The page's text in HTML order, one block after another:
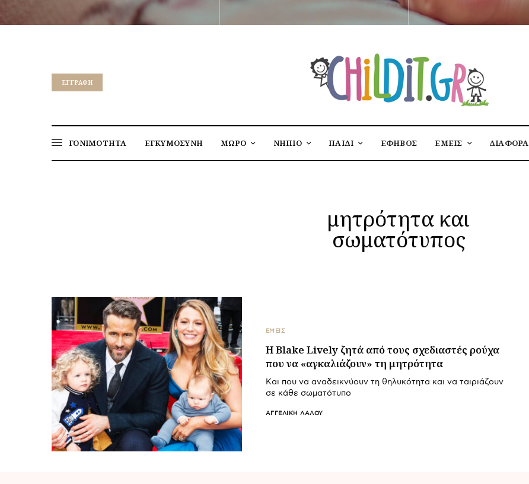
ΠΕΡΙΣΣΌΤΕΡΑ
EΓΓΡΑΦΉ
ΓΟΝΙΜΟΤΗΤΑ ΕΓΚΥΜΟΣΥΝΗ ΜΩΡΟ ΝΗΠΙΟ ΠΑΙΔΙ ΕΦΗΒΟΣ ΕΜΕΙΣ ΔΙΑΦΟΡΑ
μητρότητα και
σωματότυπος
ΕΜΕΙΣ
Η Blake Lively ζητά από τους σχεδιαστές ρούχα
που να «αγκαλιάζουν» τη μητρότητα
Και που να αναδεικνύουν τη θηλυκότητα και να ταιριάζουν
σε κάθε σωματότυπο
ΑΓΓΕΛΙΚΉ ΛΆΛΟΥ